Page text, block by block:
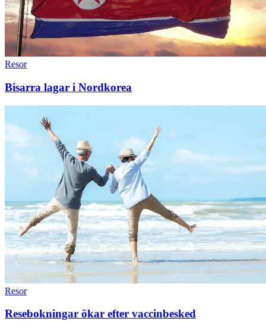
Resor
Bisarra lagar i Nordkorea
Resor
Resebokningar ökar efter vaccinbesked